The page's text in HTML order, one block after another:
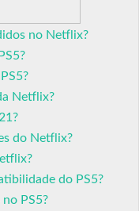
no Netflix?
Netflix?
do Netflix?
do PS5?
PS5?